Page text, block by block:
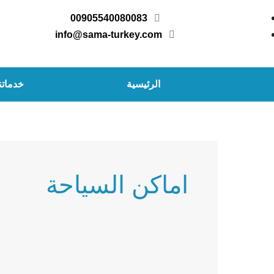
إلى
المحتوى
00905540080083
info@sama-turkey.com
الرئيسية
اماكن السياحة